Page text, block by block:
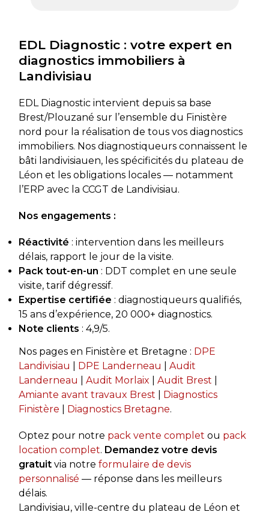
EDL Diagnostic : votre expert en
diagnostics immobiliers à
Landivisiau
EDL Diagnostic intervient depuis sa base
Brest/Plouzané sur l’ensemble du Finistère
nord pour la réalisation de tous vos diagnostics
immobiliers. Nos diagnostiqueurs connaissent le
bâti landivisiauen, les spécificités du plateau de
Léon et les obligations locales — notamment
l’ERP avec la CCGT de Landivisiau.
Nos engagements :
Réactivité : intervention dans les meilleurs
délais, rapport le jour de la visite.
Pack tout-en-un : DDT complet en une seule
visite, tarif dégressif.
Expertise certifiée : diagnostiqueurs qualifiés,
15 ans d’expérience, 20 000+ diagnostics.
Note clients : 4,9/5.
Nos pages en Finistère et Bretagne : DPE
Landivisiau
DPE Landerneau
Audit
Landerneau
Audit Morlaix Audit Brest
Amiante avant travaux Brest
Diagnostics
Finistère
Diagnostics Bretagne.
Optez pour notre pack vente complet ou pack
location complet. Demandez votre devis
gratuitvia notre formulaire de devis
personnalisé — réponse dans les meilleurs
délais.
Landivisiau, ville-centre du plateau de Léon et